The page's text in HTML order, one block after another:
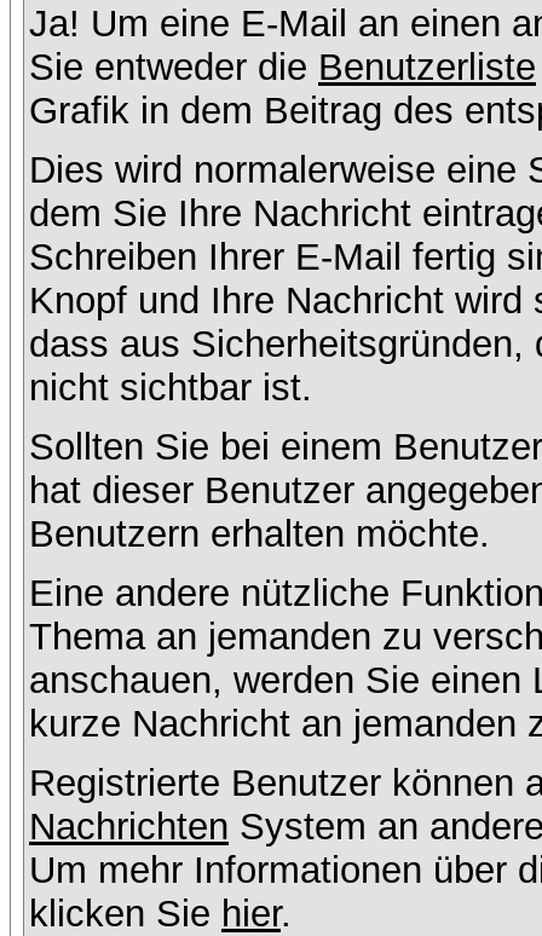
Ja! Um eine E-Mail an einen
Sie entweder die Benutzerliste
Grafik in dem Beitrag des
Dies wird normalerweise eine
dem Sie Ihre Nachricht
Schreiben Ihrer E-Mail fertig
Knopf und Ihre Nachricht
dass aus
nicht sichtbar ist.
Sollten Sie bei einem
hat dieser Benutzer
Benutzern erhalten möchte.
Eine andere nützliche
Thema an jemanden zu
anschauen, werden Sie
kurze Nachricht an jemanden
Registrierte Benutzer können
Nachrichten System an
Um mehr Informationen über
klicken Sie hier.